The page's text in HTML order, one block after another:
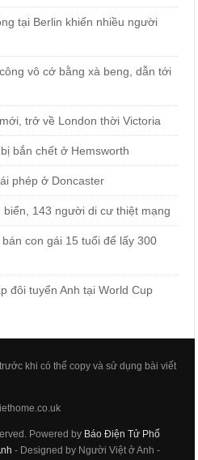
tại Berlin khiến nhiều người
vô cớ bằng xà beng, dẫn tới
trở về London thời Victoria
bắn chết ở Hemsworth
phép ở Doncaster
143 người di cư thiệt mạng
con gái 15 tuổi để lấy 300
đôi tuyển Anh tại World Cup
khi có thể copy và sử dụng bài viết
Powered by Báo Điện Tử Phổ
- Designed by Người Việt ở Anh -